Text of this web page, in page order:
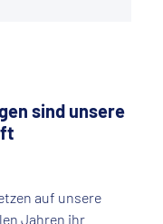
sind unsere
auf unsere
Jahren ihr